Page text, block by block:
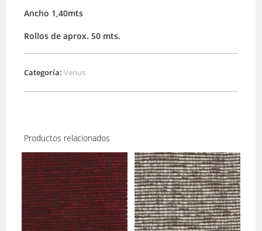
Ancho 1,40mts
Rollos de aprox. 50 mts.
Categoría:Venus
Productos relacionados